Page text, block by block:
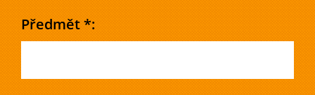
Předmět *: